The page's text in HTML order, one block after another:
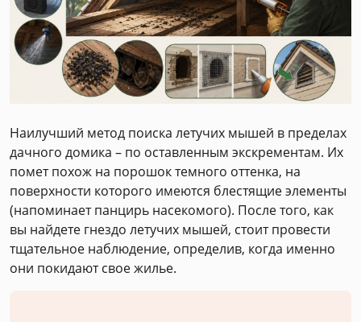
Наилучший метод поиска летучих мышей в пределах
дачного домика – по оставленным экскрементам. Их
помет похож на порошок темного оттенка, на
поверхности которого имеются блестящие элементы
(напоминает панцирь насекомого). После того, как
вы найдете гнездо летучих мышей, стоит провести
тщательное наблюдение, определив, когда именно
они покидают свое жилье.